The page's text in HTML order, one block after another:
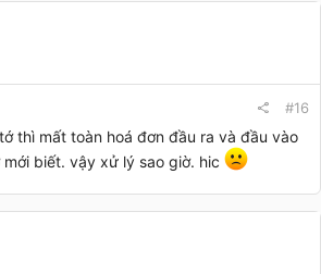
#16
thì mất toàn hoá đơn đầu ra và đầu vào
biết. vậy xử lý sao giờ. hic